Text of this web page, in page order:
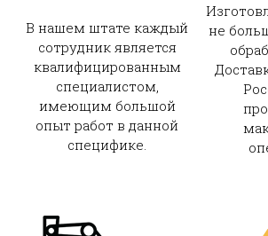
В нашем штате каждый
сотрудник является
квалифицированным
специалистом,
имеющим большой
опыт работ в данной
специфике.
не